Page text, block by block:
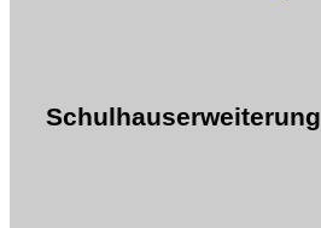
Schulhauserweiterung